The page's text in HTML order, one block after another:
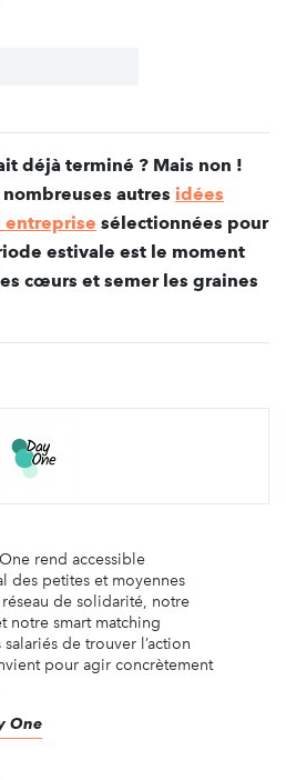
déjà terminé ? Mais non !
autres idées
entreprise sélectionnées pour
estivale est le moment
cœurs et semer les graines
rend accessible
des petites et moyennes
de solidarité, notre
notre smart matching
de trouver l’action
pour agir concrètement
One